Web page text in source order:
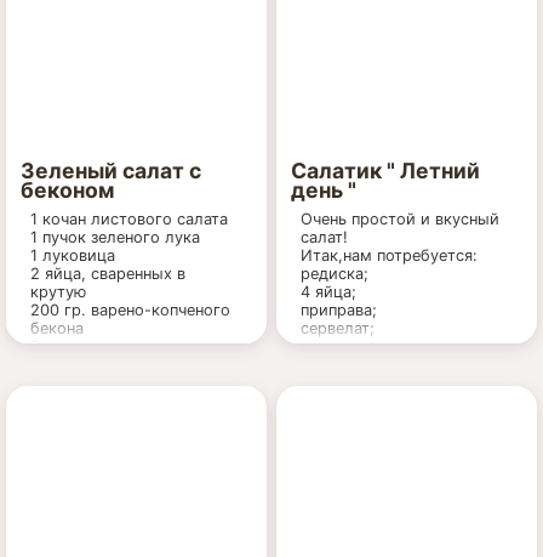
Зеленый салат с
беконом
1 кочан листового салата
1 пучок зеленого лука
1 луковица
2 яйца, сваренных в
крутую
200 гр. варено-копченого
бекона
2 ст.л. растительного
Салатик " Летний
день "
Очень простой и вкусный
салат!
Итак,нам потребуется:
редиска;
4 яйца;
приправа;
сервелат;
чеснок;